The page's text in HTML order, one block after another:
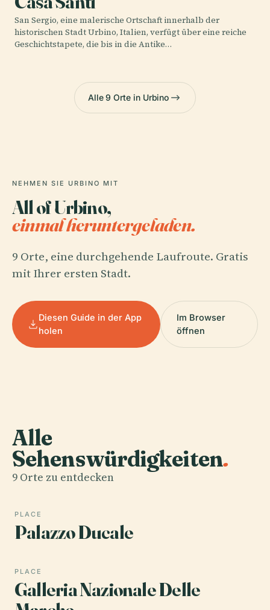
San Sergio, eine malerische Ortschaft innerhalb der
historischen Stadt Urbino, Italien, verfügt über eine reiche
Geschichtstapete, die bis in die Antike…
Alle 9 Orte in Urbino
NEHMEN SIE URBINO MIT
All of Urbino,
einmal heruntergeladen.
9 Orte, eine durchgehende Laufroute. Gratis
mit Ihrer ersten Stadt.
Diesen Guide in der App
holen
Im Browser
öffnen
Alle
Sehenswürdigkeiten.
9 Orte zu entdecken
PLACE
Palazzo Ducale
PLACE
Galleria Nazionale Delle